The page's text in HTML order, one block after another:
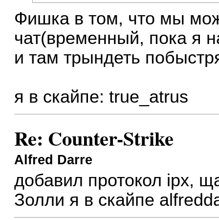
Фишка в том, что мы
чат(временный, пока я
и там трындеть
я в скайпе: true_atrus
Re: Counter-Strike
Alfred Darre
добавил протокол ipx,
Золли я в скайпе